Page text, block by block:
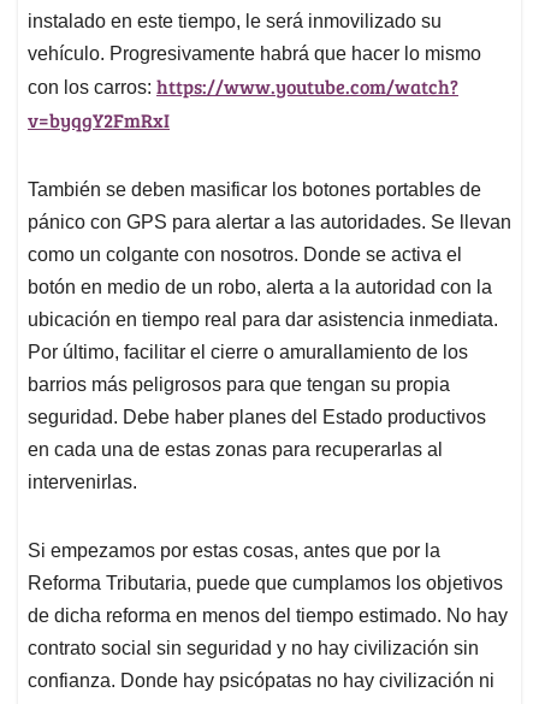
instalado en este tiempo, le será inmovilizado su
vehículo. Progresivamente habrá que hacer lo mismo
con los carros: https://www.youtube.com/watch?
v=byqgY2FmRxI
También se deben masificar los botones portables de
pánico con GPS para alertar a las autoridades. Se llevan
como un colgante con nosotros. Donde se activa el
botón en medio de un robo, alerta a la autoridad con la
ubicación en tiempo real para dar asistencia inmediata.
Por último, facilitar el cierre o amurallamiento de los
barrios más peligrosos para que tengan su propia
seguridad. Debe haber planes del Estado productivos
en cada una de estas zonas para recuperarlas al
intervenirlas.
Si empezamos por estas cosas, antes que por la
Reforma Tributaria, puede que cumplamos los objetivos
de dicha reforma en menos del tiempo estimado. No hay
contrato social sin seguridad y no hay civilización sin
confianza. Donde hay psicópatas no hay civilización ni